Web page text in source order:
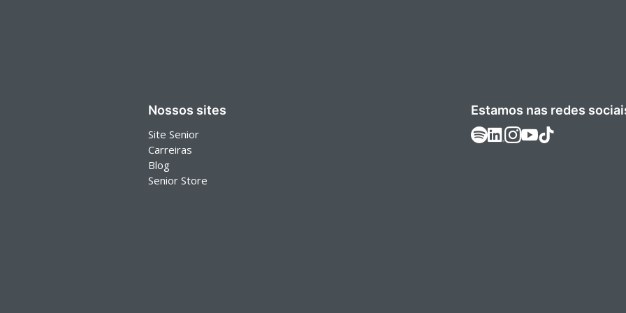
Nossos sites
Site Senior
Carreiras
Blog
Senior Store
Estamos nas redes